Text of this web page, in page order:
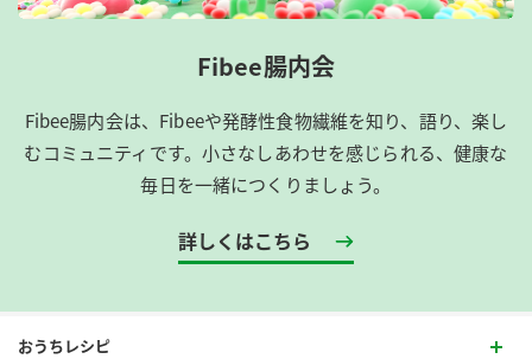
Fibee腸内会
Fibee腸内会は、​Fibeeや発酵性食物繊維を知り、語り、楽し
むコミュニティです。​小さなしあわせを感じられる、健康な
毎日を一緒につくりましょう。
詳しくはこちら
おうちレシピ